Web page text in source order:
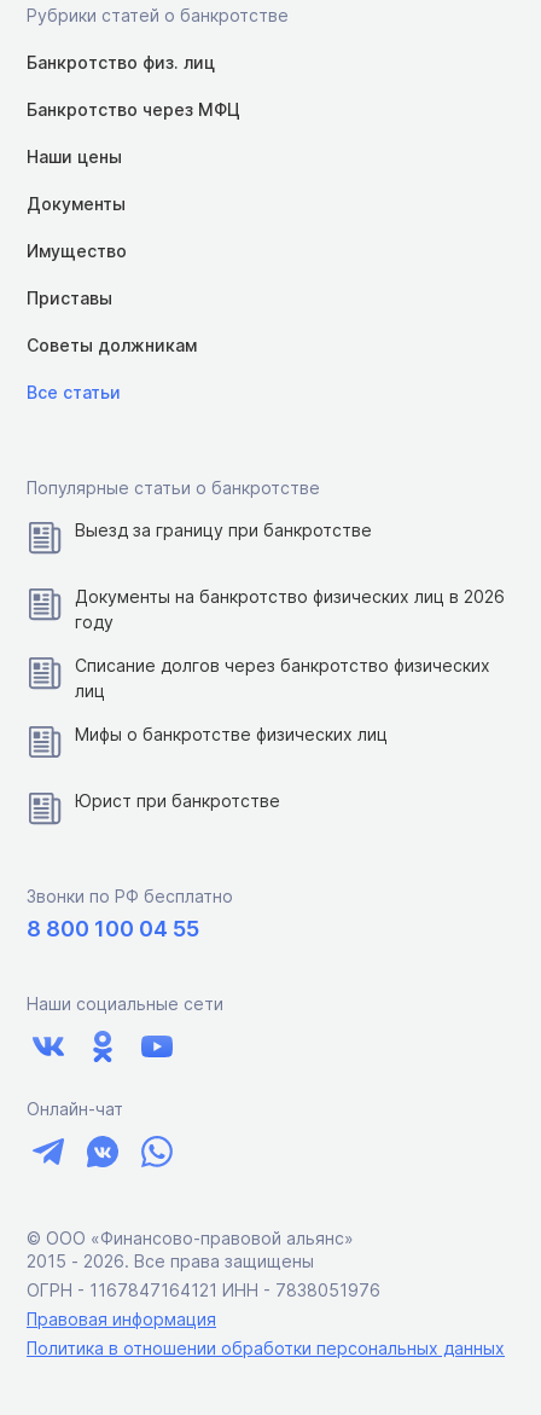
Рубрики статей о банкротстве
Банкротство физ. лиц
Банкротство через МФЦ
Наши цены
Документы
Имущество
Приставы
Советы должникам
Все статьи
Популярные статьи о банкротстве
Выезд за границу при банкротстве
Документы на банкротство физических лиц в 2026
году
Списание долгов через банкротство физических
лиц
Мифы о банкротстве физических лиц
Юрист при банкротстве
Звонки по РФ бесплатно
8 800 100 04 55
Наши социальные сети
Онлайн-чат
© ООО «Финансово-правовой альянс»
2015 ‑ 2026. Все права защищены
ОГРН - 1167847164121 ИНН - 7838051976
Правовая информация
Политика в отношении обработки персональных данных